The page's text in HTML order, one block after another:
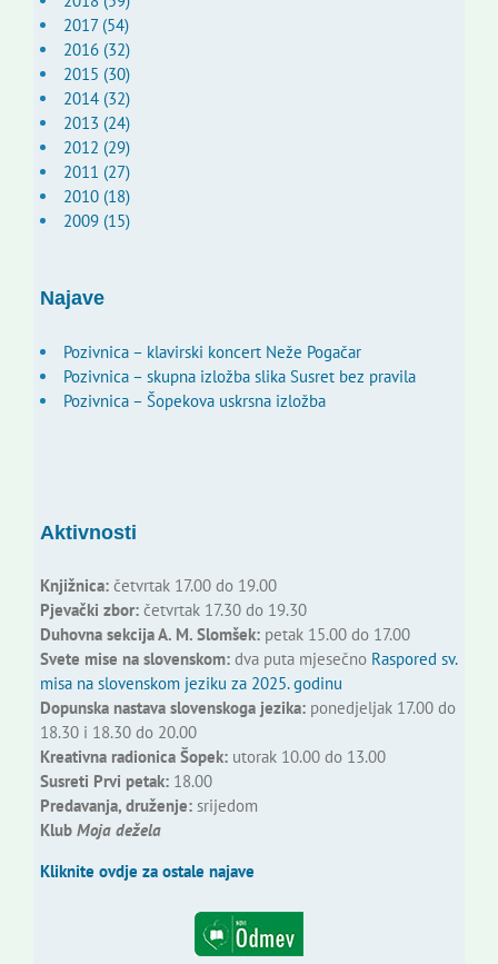
2017 (54)
2016 (32)
2015 (30)
2014 (32)
2013 (24)
2012 (29)
2011 (27)
2010 (18)
2009 (15)
Najave
Pozivnica – klavirski koncert Neže Pogačar
Pozivnica – skupna izložba slika Susret bez pravila
Pozivnica – Šopekova uskrsna izložba
Aktivnosti
Knjižnica:četvrtak 17.00 do 19.00
Pjevački zbor:četvrtak 17.30 do 19.30
Duhovna sekcija A. M. Slomšek:petak 15.00 do 17.00
Svete mise na slovenskom:dva puta mjesečno Raspored sv.
misa na slovenskom jeziku za 2025. godinu
Dopunska nastava slovenskoga jezika:ponedjeljak 17.00 do
18.30 i 18.30 do 20.00
Kreativna radionica Šopek:utorak 10.00 do 13.00
Susreti Prvi petak:18.00
Predavanja, druženje:srijedom
Klub Moja dežela
Kliknite ovdje za ostale najave